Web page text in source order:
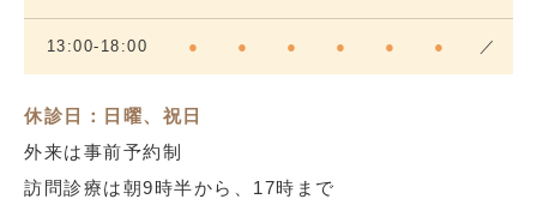
13:00-18:00 ● ● ● ● ● ● ／
休診日：日曜、祝日
外来は事前予約制
訪問診療は朝9時半から、17時まで